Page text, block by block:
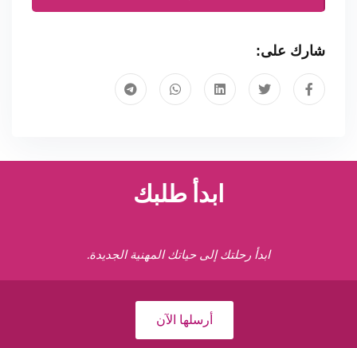
شارك على:
ابدأ طلبك
ابدأ رحلتك إلى حياتك المهنية الجديدة.
أرسلها الآن